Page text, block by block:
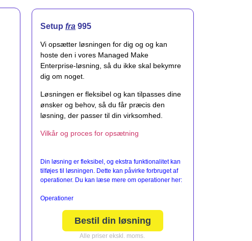
Setup fra 995
Vi opsætter løsningen for dig og og kan
hoste den i vores Managed Make
Enterprise-løsning, så du ikke skal bekymre
dig om noget.
Løsningen er fleksibel og kan tilpasses dine
ønsker og behov, så du får præcis den
løsning, der passer til din virksomhed.
Vilkår og proces for opsætning
Din løsning er fleksibel, og ekstra funktionalitet kan
tilføjes til løsningen. Dette kan påvirke forbruget af
operationer. Du kan læse mere om operationer her:
Operationer
Bestil din løsning
Alle priser ekskl. moms.